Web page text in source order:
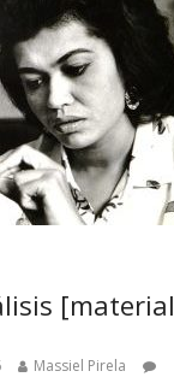
[material
Massiel Pirela